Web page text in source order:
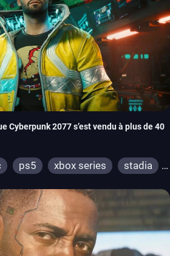
Cyberpunk 2077 s’est vendu à plus de 40
ps5 xbox series
stadia